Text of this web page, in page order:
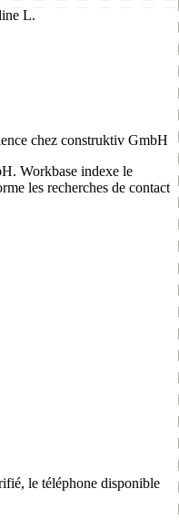
L.
chez construktiv GmbH
Workbase indexe le
les recherches de contact
le téléphone disponible